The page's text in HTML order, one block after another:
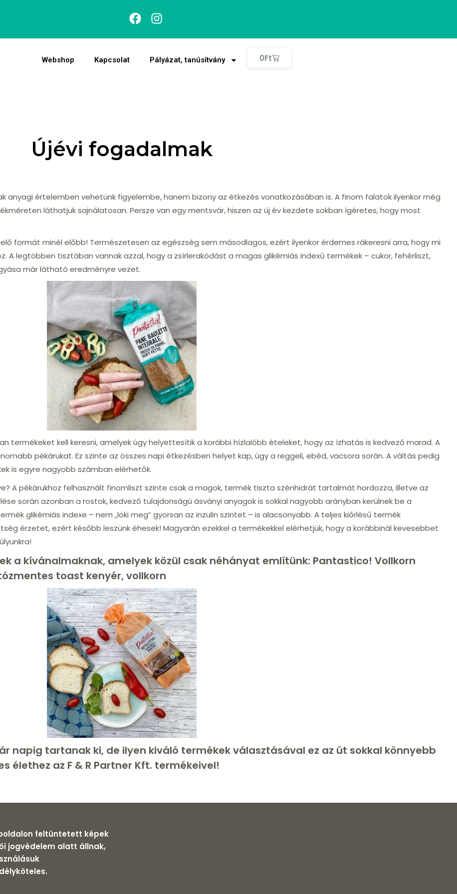
Webshop Kapcsolat Pályázat, tanúsítvány 0Ft
Újévi fogadalmak
anyagi értelemben vehetünk figyelembe, hanem bizony az étkezés vonatkozásában is. A finom falatok ilyenkor még
láthatjuk sajnálatosan. Persze van egy mentsvár, hiszen az új év kezdete sokban ígéretes, hogy most
formát minél előbb! Természetesen az egészség sem másodlagos, ezért ilyenkor érdemes rákeresni arra, hogy mi
A legtöbben tisztában vannak azzal, hogy a zsírlerakódást a magas glikémiás indexű termékek – cukor, fehérliszt,
már látható eredményre vezet.
termékeket kell keresni, amelyek úgy helyettesítik a korábbi hízlalóbb ételeket, hogy az ízhatás is kedvező marad. A
pékárukat. Ez szinte az összes napi étkezésben helyet kap, úgy a reggeli, ebéd, vacsora során. A váltás pedig
is egyre nagyobb számban elérhetők.
A pékárukhoz felhasznált finomliszt szinte csak a magok, termék tiszta szénhidrát tartalmát hordozza, illetve az
során azonban a rostok, kedvező tulajdonságú ásványi anyagok is sokkal nagyobb arányban kerülnek be a
glikémiás indexe – nem „löki meg” gyorsan az inzulin szintet – is alacsonyabb. A teljes kiőrlésű termék
érzetet, ezért később leszünk éhesek! Magyarán ezekkel a termékekkel elérhetjük, hogy a korábbinál kevesebbet
a kívánalmaknak, amelyek közül csak néhányat említünk: Pantastico! Vollkorn
toast kenyér, vollkorn
napig tartanak ki, de ilyen kiváló termékek választásával ez az út sokkal könnyebb
élethez az F & R Partner Kft. termékeivel!
feltüntetett képek
jogvédelem alatt állnak,